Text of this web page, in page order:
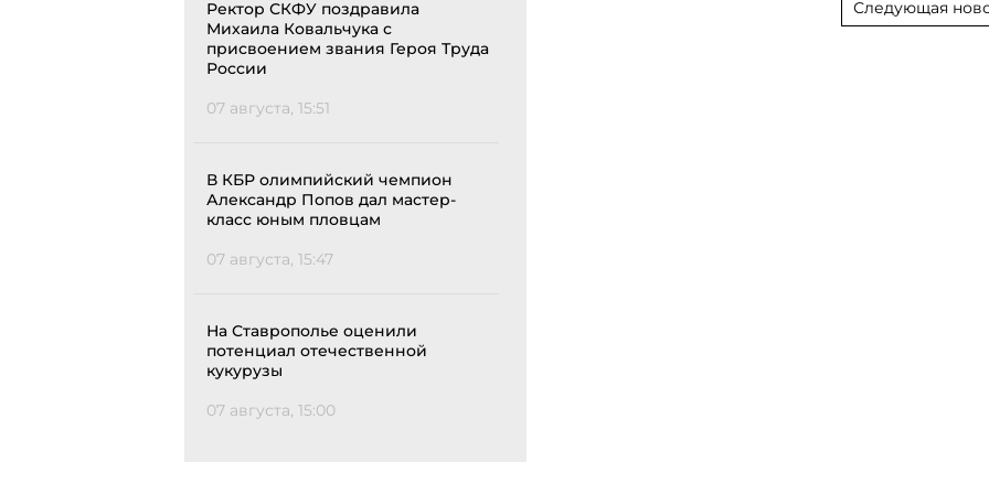
Ректор СКФУ поздравила
Михаила Ковальчука с
присвоением звания Героя Труда
России
07 августа, 15:51
В КБР олимпийский чемпион
Александр Попов дал мастер-
класс юным пловцам
07 августа, 15:47
На Ставрополье оценили
потенциал отечественной
кукурузы
07 августа, 15:00
Следующая